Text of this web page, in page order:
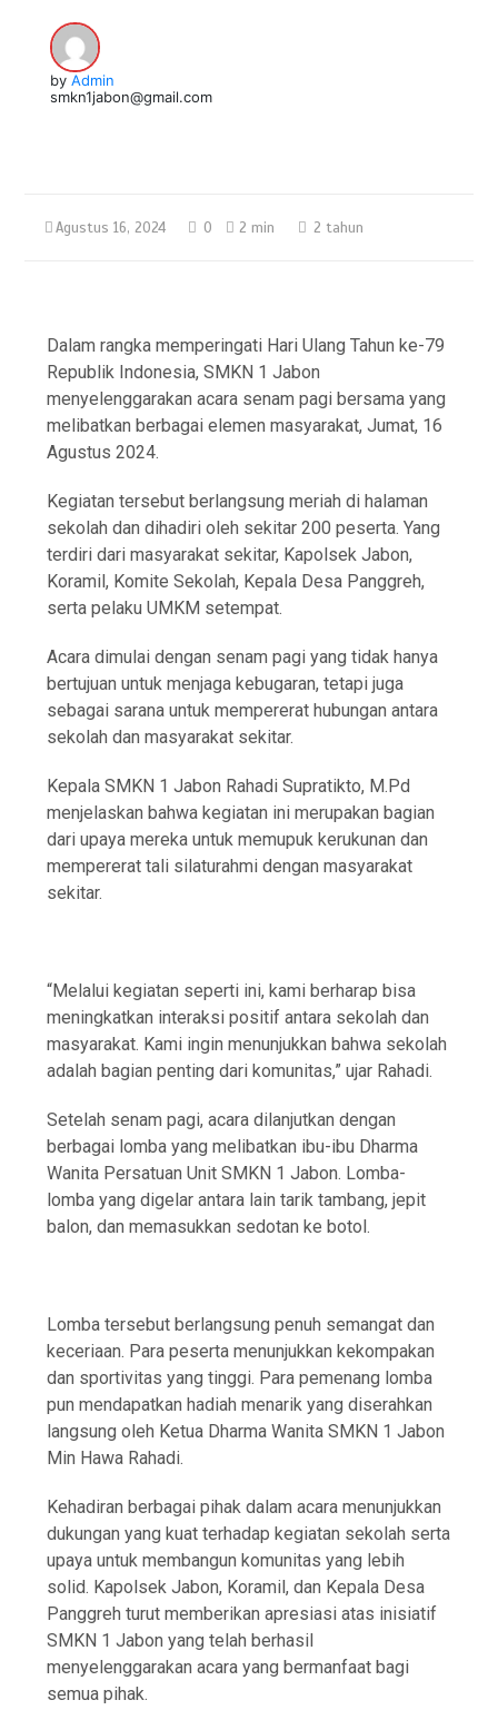
by Admin
smkn1jabon@gmail.com
Agustus 16, 2024 0 2 min 2 tahun
Dalam rangka memperingati Hari Ulang Tahun ke-79
Republik Indonesia, SMKN 1 Jabon
menyelenggarakan acara senam pagi bersama yang
melibatkan berbagai elemen masyarakat, Jumat, 16
Agustus 2024.
Kegiatan tersebut berlangsung meriah di halaman
sekolah dan dihadiri oleh sekitar 200 peserta. Yang
terdiri dari masyarakat sekitar, Kapolsek Jabon,
Koramil, Komite Sekolah, Kepala Desa Panggreh,
serta pelaku UMKM setempat.
Acara dimulai dengan senam pagi yang tidak hanya
bertujuan untuk menjaga kebugaran, tetapi juga
sebagai sarana untuk mempererat hubungan antara
sekolah dan masyarakat sekitar.
Kepala SMKN 1 Jabon Rahadi Supratikto, M.Pd
menjelaskan bahwa kegiatan ini merupakan bagian
dari upaya mereka untuk memupuk kerukunan dan
mempererat tali silaturahmi dengan masyarakat
sekitar.
“Melalui kegiatan seperti ini, kami berharap bisa
meningkatkan interaksi positif antara sekolah dan
masyarakat. Kami ingin menunjukkan bahwa sekolah
adalah bagian penting dari komunitas,” ujar Rahadi.
Setelah senam pagi, acara dilanjutkan dengan
berbagai lomba yang melibatkan ibu-ibu Dharma
Wanita Persatuan Unit SMKN 1 Jabon. Lomba-
lomba yang digelar antara lain tarik tambang, jepit
balon, dan memasukkan sedotan ke botol.
Lomba tersebut berlangsung penuh semangat dan
keceriaan. Para peserta menunjukkan kekompakan
dan sportivitas yang tinggi. Para pemenang lomba
pun mendapatkan hadiah menarik yang diserahkan
langsung oleh Ketua Dharma Wanita SMKN 1 Jabon
Min Hawa Rahadi.
Kehadiran berbagai pihak dalam acara menunjukkan
dukungan yang kuat terhadap kegiatan sekolah serta
upaya untuk membangun komunitas yang lebih
solid. Kapolsek Jabon, Koramil, dan Kepala Desa
Panggreh turut memberikan apresiasi atas inisiatif
SMKN 1 Jabon yang telah berhasil
menyelenggarakan acara yang bermanfaat bagi
semua pihak.